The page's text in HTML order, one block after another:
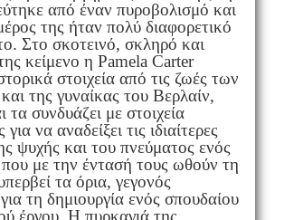
από έναν πυροβολισμό και
της ήταν πολύ διαφορετικό
Στο σκοτεινό, σκληρό και
κείμενο η Pamela Carter
στοιχεία από τις ζωές των
της γυναίκας του Βερλαίν,
τα συνδυάζει με στοιχεία
να αναδείξει τις ιδιαίτερες
ψυχής και του πνεύματος ενός
που με την έντασή τους ωθούν τη
τα όρια, γεγονός
τη δημιουργία ενός σπουδαίου